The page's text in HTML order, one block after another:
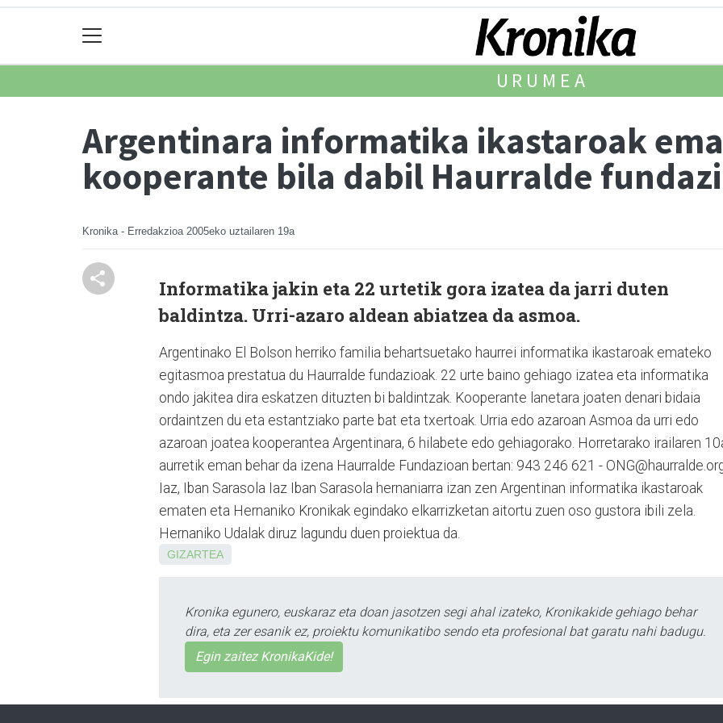
URUMEA
Argentinara informatika ikastaroak
kooperante bila dabil Haurralde
Kronika - Erredakzioa 2005eko uztailaren 19a
Informatika jakin eta 22 urtetik gora izatea da jarri duten
baldintza. Urri-azaro aldean abiatzea da asmoa.
Argentinako El Bolson herriko familia behartsuetako haurrei informatika ikastaroak emateko
egitasmoa prestatua du Haurralde fundazioak. 22 urte baino gehiago izatea eta informatika
ondo jakitea dira eskatzen dituzten bi baldintzak. Kooperante lanetara joaten denari bidaia
ordaintzen du eta estantziako parte bat eta txertoak. Urria edo azaroan Asmoa da urri edo
azaroan joatea kooperantea Argentinara, 6 hilabete edo gehiagorako. Horretarako irailaren
aurretik eman behar da izena Haurralde Fundazioan bertan: 943 246 621 -
Iaz, Iban Sarasola Iaz Iban Sarasola hernaniarra izan zen Argentinan informatika ikastaroak
ematen eta Hernaniko Kronikak egindako elkarrizketan aitortu zuen oso gustora ibili zela.
Hernaniko Udalak diruz lagundu duen proiektua da.
GIZARTEA
Kronika egunero, euskaraz eta doan jasotzen segi ahal izateko, Kronikakide gehiago behar
dira, eta zer esanik ez, proiektu komunikatibo sendo eta profesional bat garatu nahi badugu.
Egin zaitez KronikaKide!